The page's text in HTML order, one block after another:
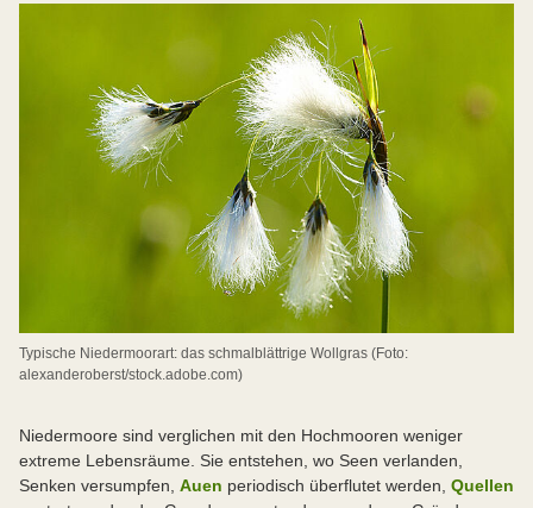
Typische Niedermoorart: das schmalblättrige Wollgras (Foto:
alexanderoberst/stock.adobe.com)
Niedermoore sind verglichen mit den Hochmooren weniger
extreme Lebensräume. Sie entstehen, wo Seen verlanden,
Senken versumpfen, Auen periodisch überflutet werden, Quellen